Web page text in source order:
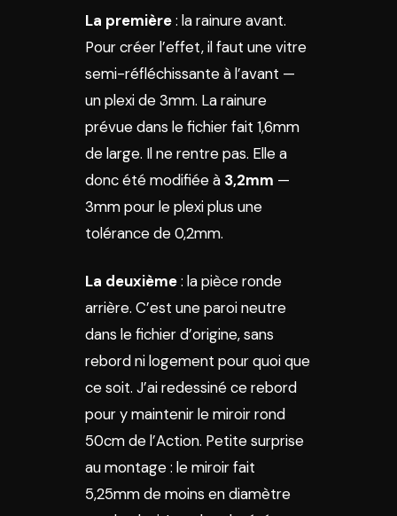
La première: la rainure avant.
Pour créer l’effet, il faut une vitre
semi-réfléchissante à l’avant —
un plexi de 3mm. La rainure
prévue dans le fichier fait 1,6mm
de large. Il ne rentre pas. Elle a
donc été modifiée à 3,2mm —
3mm pour le plexi plus une
tolérance de 0,2mm.
La deuxième: la pièce ronde
arrière. C’est une paroi neutre
dans le fichier d’origine, sans
rebord ni logement pour quoi que
ce soit. J’ai redessiné ce rebord
pour y maintenir le miroir rond
50cm de l’Action. Petite surprise
au montage : le miroir fait
5,25mm de moins en diamètre